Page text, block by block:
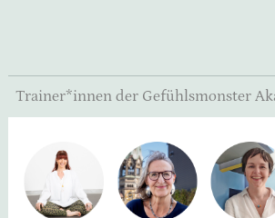
Trainer*innen der Gefühlsmonster